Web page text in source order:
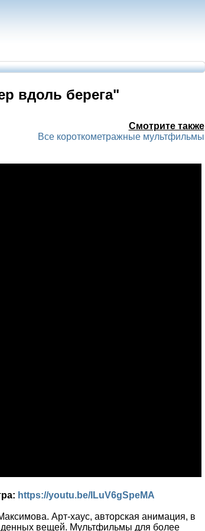
вдоль берега"
Смотрите также
Все короткометражные мультфильмы
https://youtu.be/ILuV6gSpeMA
Арт-хаус, авторская анимация, в
вещей. Мультфильмы для более